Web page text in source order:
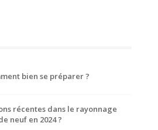
bien se préparer ?
récentes dans le rayonnage
neuf en 2024 ?